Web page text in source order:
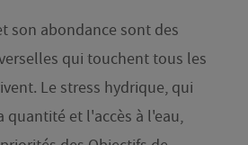
son abondance sont des
qui touchent tous les
Le stress hydrique, qui
quantité et l'accès à l'eau,